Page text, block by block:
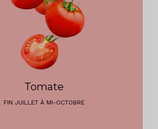
Tomate
FIN JUILLET À MI-OCTOBRE